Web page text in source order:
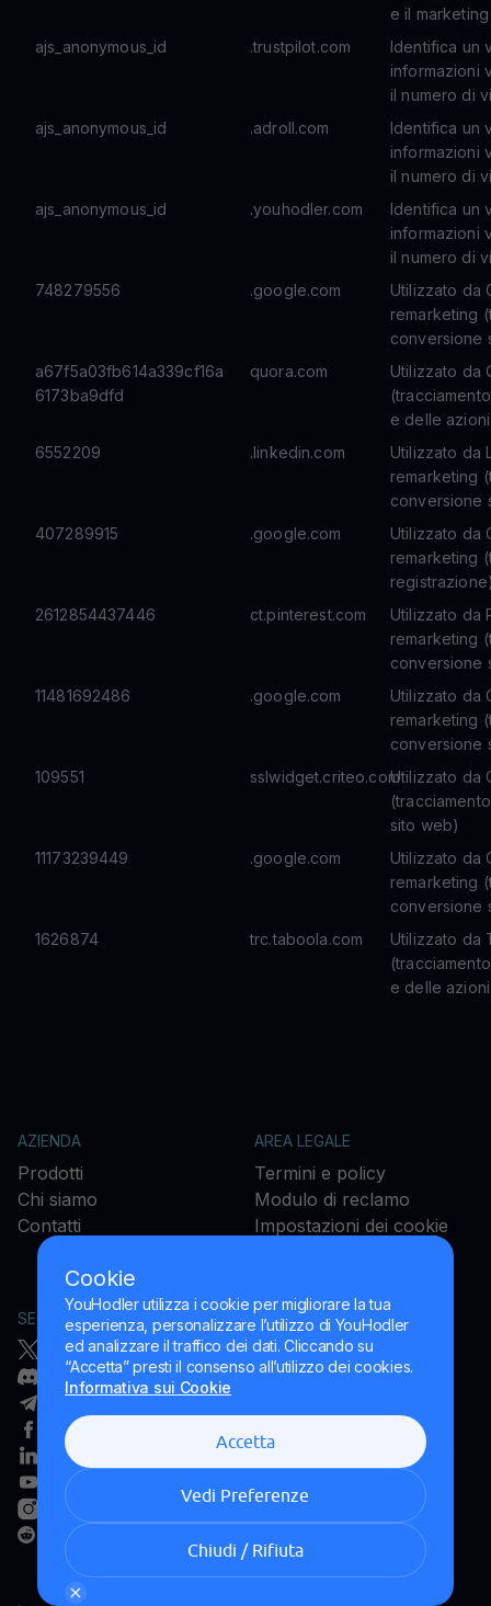
Cookie
YouHodler utilizza i cookie per migliorare la tua
esperienza, personalizzare l’utilizzo di YouHodler
ed analizzare il traffico dei dati. Cliccando su
“Accetta” presti il consenso all’utilizzo dei cookies.
Informativa sui Cookie
Accetta
Vedi Preferenze
Chiudi / Rifiuta
e il
ajs_anonymous_id
.trustpilot.com
Identifica un
informazioni
il numero di
ajs_anonymous_id
.adroll.com
Identifica un
informazioni
il numero di
ajs_anonymous_id
.youhodler.com
Identifica un
informazioni
il numero di
748279556
.google.com
Utilizzato da
remarketing
conversione
a67f5a03fb614a339cf16a
6173ba9dfd
quora.com
Utilizzato da
e delle
6552209
.linkedin.com
Utilizzato da
remarketing
conversione
407289915
.google.com
Utilizzato da
remarketing
2612854437446
ct.pinterest.com
Utilizzato da
remarketing
conversione
11481692486
.google.com
Utilizzato da
remarketing
conversione
109551
sslwidget.criteo.comUtilizzato da
sito web)
11173239449
.google.com
Utilizzato da
remarketing
conversione
1626874
trc.taboola.com
Utilizzato da
e delle
AZIENDA
Prodotti
Chi siamo
Contatti
AREA LEGALE
Termini e policy
Modulo di reclamo
Impostazioni dei cookie
SEGUICI
Twitter/X
Discord
Facebook
Linkedin
YouTube
Instagram
Reddit